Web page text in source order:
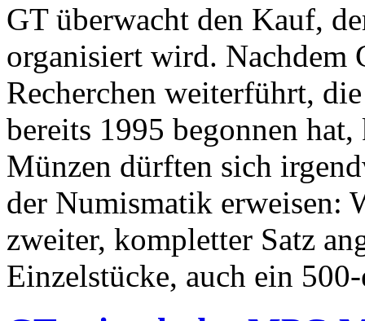
GT überwacht den Kauf,
organisiert wird. Nachdem
Recherchen weiterführt,
bereits 1995 begonnen
Münzen dürften sich
der Numismatik erweisen:
zweiter, kompletter Satz
Einzelstücke, auch ein